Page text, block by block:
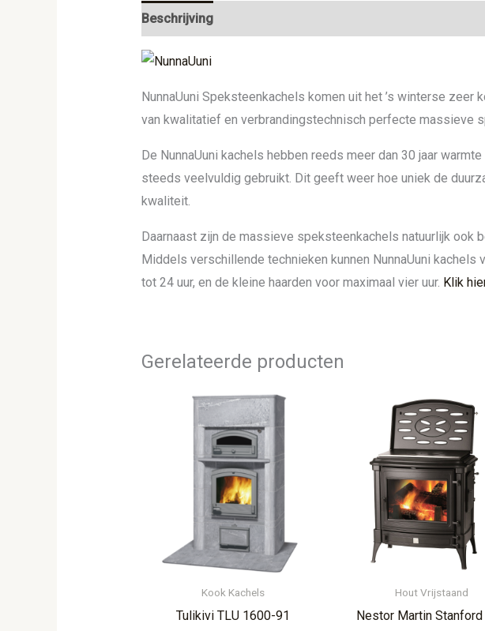
Beschrijving
NunnaUuni Speksteenkachels komen uit het ’s winterse
van kwalitatief en verbrandingstechnisch perfecte massieve
De NunnaUuni kachels hebben reeds meer dan 30 jaar
steeds veelvuldig gebruikt. Dit geeft weer hoe uniek de
kwaliteit.
Daarnaast zijn de massieve speksteenkachels natuurlijk ook
Middels verschillende technieken kunnen NunnaUuni
tot 24 uur, en de kleine haarden voor maximaal vier uur. Klik
Gerelateerde producten
Kook Kachels
Tulikivi TLU 1600-91
Hout Vrijstaand
Nestor Martin